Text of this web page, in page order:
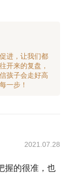
进，让我们都
开来的复盘，
孩子会走好高
2021.07.28
握的很准，也